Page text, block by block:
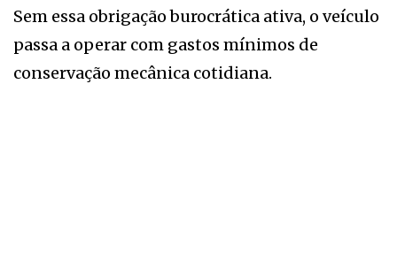
Sem essa obrigação burocrática ativa, o veículo
passa a operar com gastos mínimos de
conservação mecânica cotidiana.